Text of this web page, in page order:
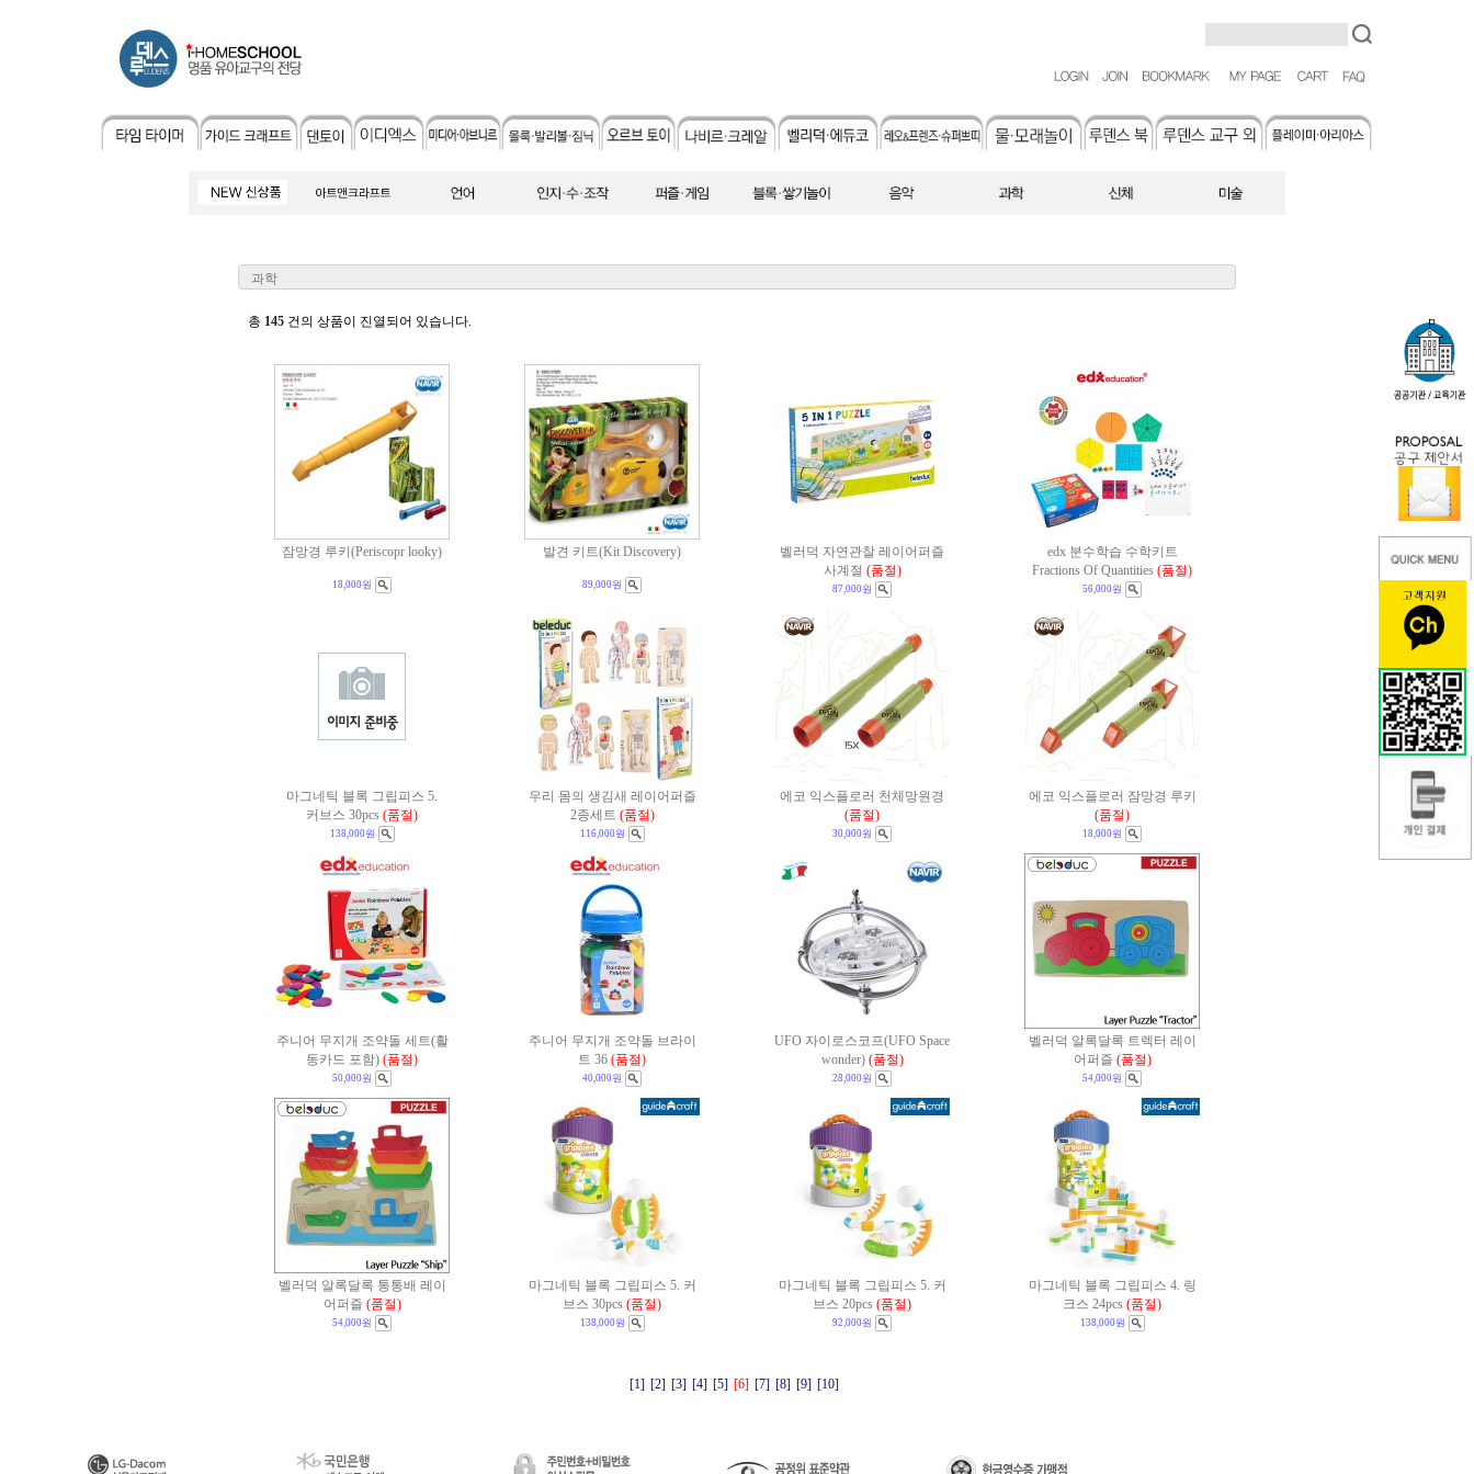
과학
총 145 건의 상품이 진열되어 있습니다.
잠망경 루키(Periscopr looky)
18,000원
발견 키트(Kit Discovery)
89,000원
벨러덕 자연관찰 레이어퍼즐
사계절 (품절)
87,000원
edx 분수학습 수학키트
Fractions Of Quantities (품절)
56,000원
마그네틱 블록 그립피스 5.
커브스 30pcs (품절)
138,000원
우리 몸의 생김새 레이어퍼즐
2종세트 (품절)
116,000원
에코 익스플로러 천체망원경
(품절)
30,000원
에코 익스플로러 잠망경 루키
(품절)
18,000원
주니어 무지개 조약돌 세트(활
동카드 포함) (품절)
50,000원
주니어 무지개 조약돌 브라이
트 36 (품절)
40,000원
UFO 자이로스코프(UFO Space
wonder) (품절)
28,000원
벨러덕 알록달록 트렉터 레이
어퍼즐 (품절)
54,000원
벨러덕 알록달록 통통배 레이
어퍼즐 (품절)
54,000원
마그네틱 블록 그립피스 5. 커
브스 30pcs (품절)
138,000원
마그네틱 블록 그립피스 5. 커
브스 20pcs (품절)
92,000원
마그네틱 블록 그립피스 4. 링
크스 24pcs (품절)
138,000원
[1] [2] [3] [4] [5] [6] [7] [8] [9] [10]